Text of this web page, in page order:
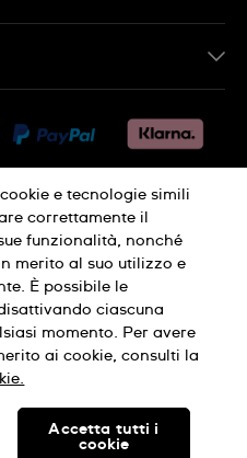
Cookies
Informazioni legali
MADE
e tecnologie simili
correttamente il
funzionalità, nonché
merito al suo utilizzo e
È possibile le
ciascuna
momento. Per avere
ai cookie, consulti la
Accetta tutti i
cookie